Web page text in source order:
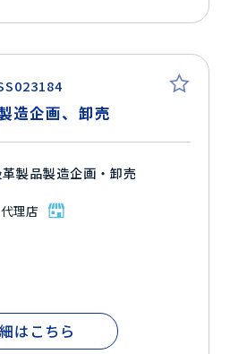
造企画、卸売
製品製造企画・卸売
理店
はこちら